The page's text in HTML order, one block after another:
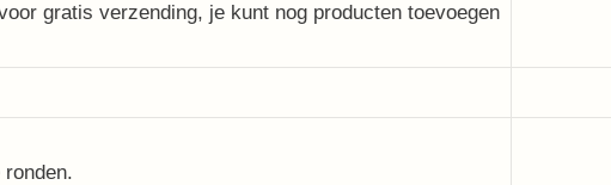
gratis verzending, je kunt nog producten toevoegen